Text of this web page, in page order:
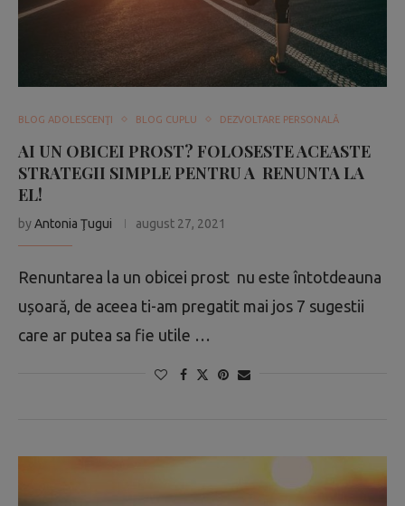
BLOG ADOLESCENŢI BLOG CUPLU DEZVOLTARE PERSONALĂ
AI UN OBICEI PROST? FOLOSESTE ACEASTE
STRATEGII SIMPLE PENTRU A RENUNTA LA
EL!
byAntonia Ţugui august 27, 2021
Renuntarea la un obicei prost nu este întotdeauna
ușoară, de aceea ti-am pregatit mai jos 7 sugestii
care ar putea sa fie utile …